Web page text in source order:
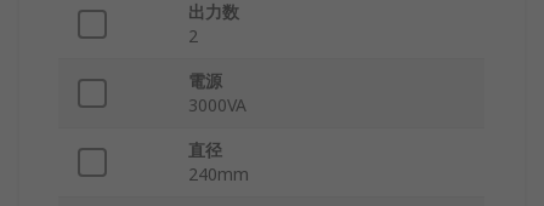
出力数
2
電源
3000VA
直径
240mm